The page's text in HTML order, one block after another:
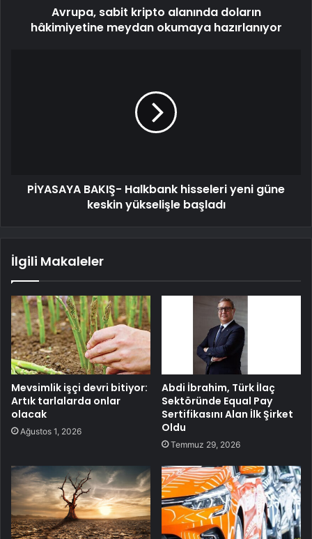
Avrupa, sabit kripto alanında doların
hâkimiyetine meydan okumaya hazırlanıyor
PİYASAYA BAKIŞ- Halkbank hisseleri yeni güne
keskin yükselişle başladı
İlgili Makaleler
Mevsimlik işçi devri bitiyor:
Artık tarlalarda onlar
olacak
Ağustos 1, 2026
Abdi İbrahim, Türk İlaç
Sektöründe Equal Pay
Sertifikasını Alan İlk Şirket
Oldu
Temmuz 29, 2026